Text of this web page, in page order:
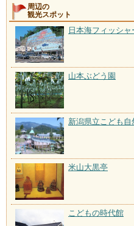
周辺の
観光スポット
日本海フィッシ
山本ぶどう園
新潟県立こども自
米山大黒亭
こどもの時代館